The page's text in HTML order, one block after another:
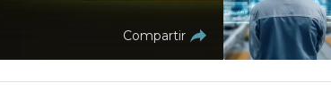
Compartir